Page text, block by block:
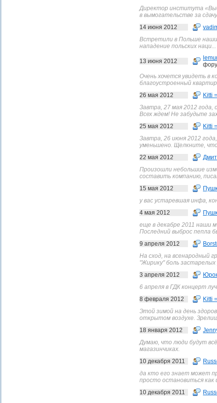
Директор института
в вымогательстве за
14 июня 2012
Встретили в Польше
нападение польских наци...
13 июня 2012
Очень хочется увидеть в
благоустроенный
26 мая 2012
Kitti
Завтра, 27 мая 2012 года,
Всех ждем! Не забудьте
25 мая 2012
Kitti
Завтра, 26 июня 2012
уменьшено. Щелкните,
22 мая 2012
Произошли небольшие
составить компанию,
15 мая 2012
у вас устаревшая инфа,
4 мая 2012
еще в декабре 2011 наши
Последний выброс пепла
9 апреля 2012
На сход, на всенародный
"Жирику" боль застарелых
3 апреля 2012
6 апреля в ГДК концерт
8 февраля 2012
Kitti
Этой зимой на день
открытом воздухе.
18 января 2012
Думаю, что люди будут
магазинчиках.
10 декабря 2011
да кто его знает может
просто остановиться
10 декабря 2011